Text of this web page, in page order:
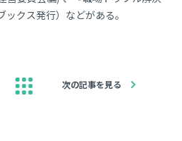
クス発行）などがある。
次の記事を見る